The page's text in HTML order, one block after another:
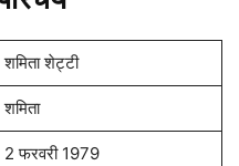
शमिता शेट्टी
शमिता
2 फरवरी 1979